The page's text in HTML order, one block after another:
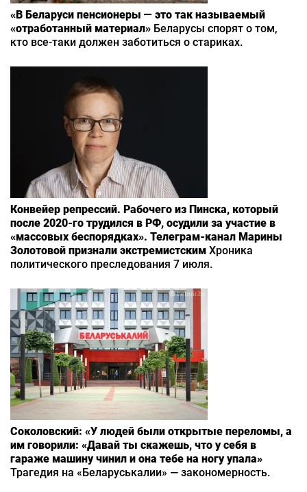
«В Беларуси пенсионеры — это так называемый
«отработанный материал» Беларусы спорят о том,
кто все-таки должен заботиться о стариках.
Конвейер репрессий. Рабочего из Пинска, который
после 2020-го трудился в РФ, осудили за участие в
«массовых беспорядках». Телеграм-канал Марины
Золотовой признали экстремистским Хроника
политического преследования 7 июля.
Соколовский: «У людей были открытые переломы, а
им говорили: «Давай ты скажешь, что у себя в
гараже машину чинил и она тебе на ногу упала»
Трагедия на «Беларуськалии» — закономерность.